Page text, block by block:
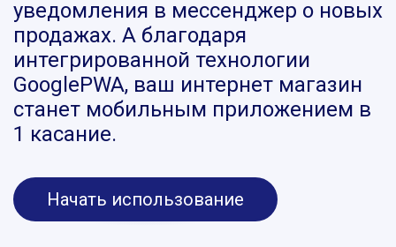
уведомления в мессенджер о новых
продажах. А благодаря
интегрированной технологии
GooglePWA, ваш интернет магазин
станет мобильным приложением в
1 касание.
Начать использование